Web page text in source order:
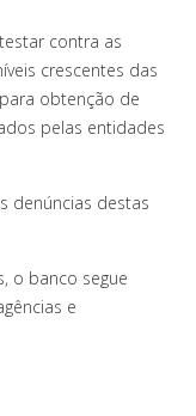
contra as
crescentes das
obtenção de
pelas entidades
denúncias destas
o banco segue
e